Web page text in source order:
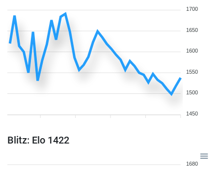
1700
1650
1600
1550
1500
1450
Blitz: Elo 1422
1680